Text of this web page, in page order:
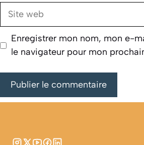
Site
Enregistrer mon nom, mon e-
le navigateur pour mon